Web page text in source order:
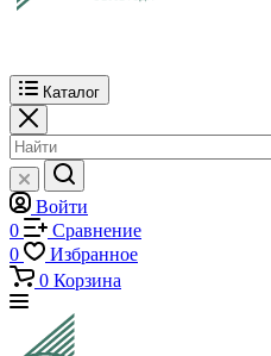
Каталог
Войти
0
Сравнение
0
Избранное
0 Корзина